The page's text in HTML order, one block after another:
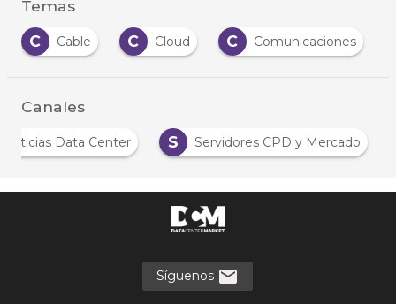
Temas
C
Cable C Cloud C Comunicaciones
Canales
Noticias Data Center S Servidores CPD y Mercado
Síguenos